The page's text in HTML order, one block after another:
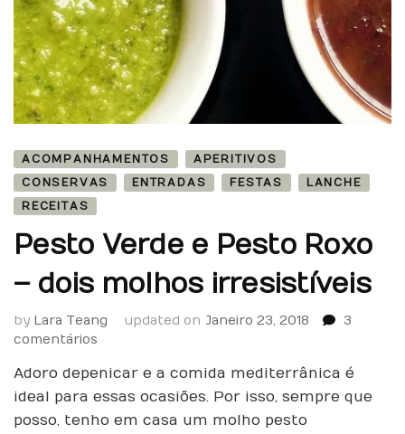
ACOMPANHAMENTOS
APERITIVOS
CONSERVAS
ENTRADAS FESTAS
LANCHE
RECEITAS
Pesto Verde e Pesto Roxo
– dois molhos irresistíveis
by Lara Teang updated on Janeiro 23, 2018
3
comentários
Verde
e
Pesto
Adoro depenicar e a comida mediterrânica é
ideal para essas ocasiões. Por isso, sempre que
posso, tenho em casa um molho pesto